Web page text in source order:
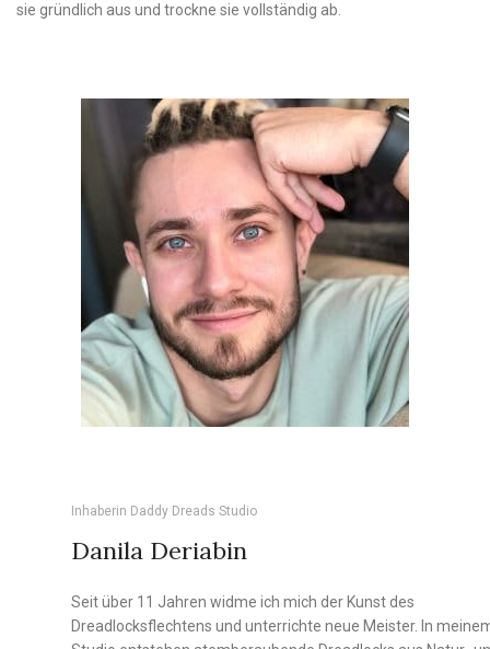
sie gründlich aus und trockne sie vollständig ab.
Inhaberin Daddy Dreads Studio
Danila Deriabin
Seit über 11 Jahren widme ich mich der Kunst des
Dreadlocksflechtens und unterrichte neue Meister. In